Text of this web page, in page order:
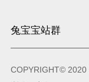
COPYRIGHT© 2020